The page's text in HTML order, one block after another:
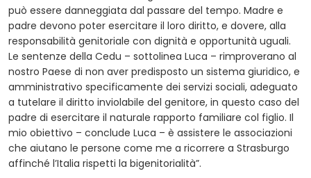
può essere danneggiata dal passare del tempo. Madre e
padre devono poter esercitare il loro diritto, e dovere, alla
responsabilità genitoriale con dignità e opportunità uguali.
Le sentenze della Cedu – sottolinea Luca – rimproverano al
nostro Paese di non aver predisposto un sistema giuridico, e
amministrativo specificamente dei servizi sociali, adeguato
a tutelare il diritto inviolabile del genitore, in questo caso del
padre di esercitare il naturale rapporto familiare col figlio. Il
mio obiettivo – conclude Luca – è assistere le associazioni
che aiutano le persone come me a ricorrere a Strasburgo
affinché l’Italia rispetti la bigenitorialità”.